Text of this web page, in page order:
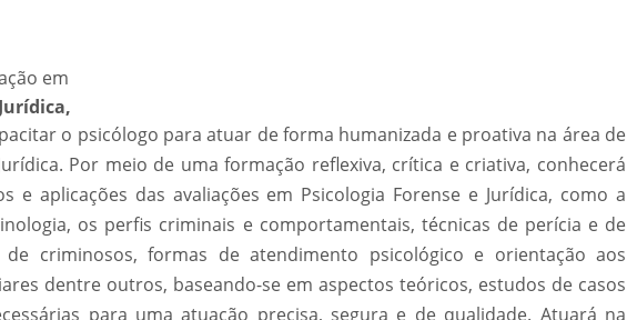
em
o psicólogo para atuar de forma humanizada e proativa na área de
Por meio de uma formação reflexiva, crítica e criativa, conhecerá
e aplicações das avaliações em Psicologia Forense e Jurídica, como a
os perfis criminais e comportamentais, técnicas de perícia e de
de criminosos, formas de atendimento psicológico e orientação aos
dentre outros, baseando-se em aspectos teóricos, estudos de casos
para uma atuação precisa, segura e de qualidade. Atuará na